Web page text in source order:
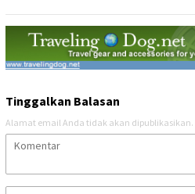
Tinggalkan Balasan
Alamat email Anda tidak akan dipublikasikan.